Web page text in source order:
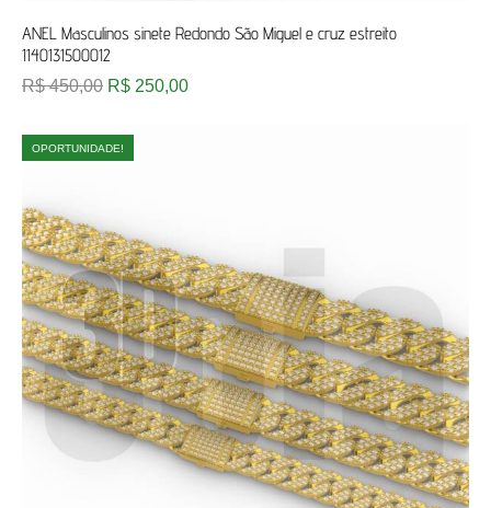
ANEL Masculinos sinete Redondo São Miguel e cruz estreito
1140131500012
R$450,00 R$ 250,00
OPORTUNIDADE!